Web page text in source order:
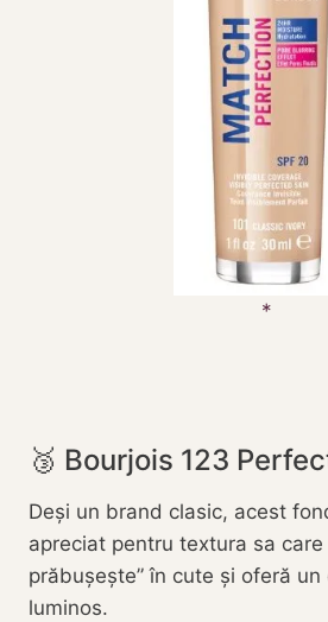
🥉 Bourjois 123
Deși un brand clasic, acest
apreciat pentru textura sa care
prăbușește” în cute și oferă
luminos.